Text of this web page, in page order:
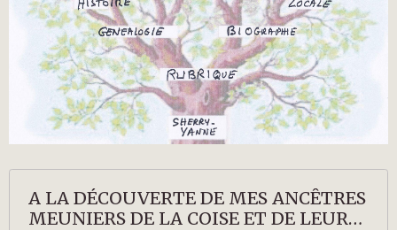
A LA DÉCOUVERTE DE MES ANCÊTRES
MEUNIERS DE LA COISE ET DE LEURS